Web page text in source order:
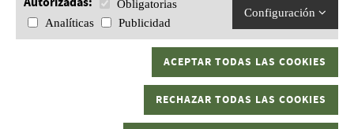
Obligatorias
Analíticas
Publicidad
Configuración
ACEPTAR TODAS LAS COOKIES
RECHAZAR TODAS LAS COOKIES
Gran Kaptura, S.L.U C/ Sant Pau, 1 17600 Figueres, Girona.